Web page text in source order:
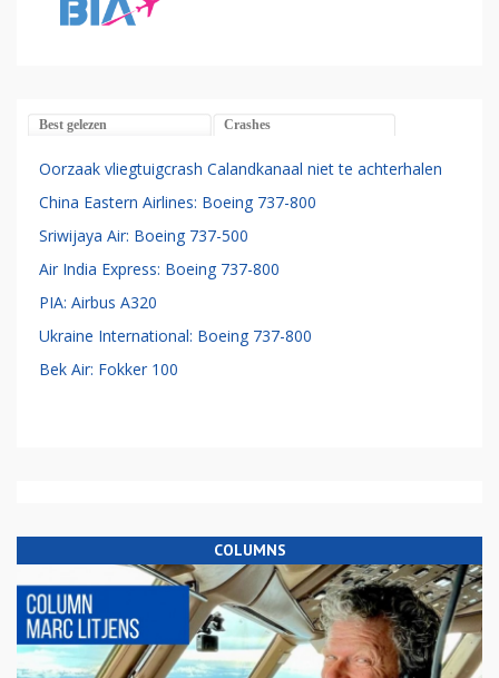
Best gelezen Crashes
Oorzaak vliegtuigcrash Calandkanaal niet te achterhalen
China Eastern Airlines: Boeing 737-800
Sriwijaya Air: Boeing 737-500
Air India Express: Boeing 737-800
PIA: Airbus A320
Ukraine International: Boeing 737-800
Bek Air: Fokker 100
COLUMNS